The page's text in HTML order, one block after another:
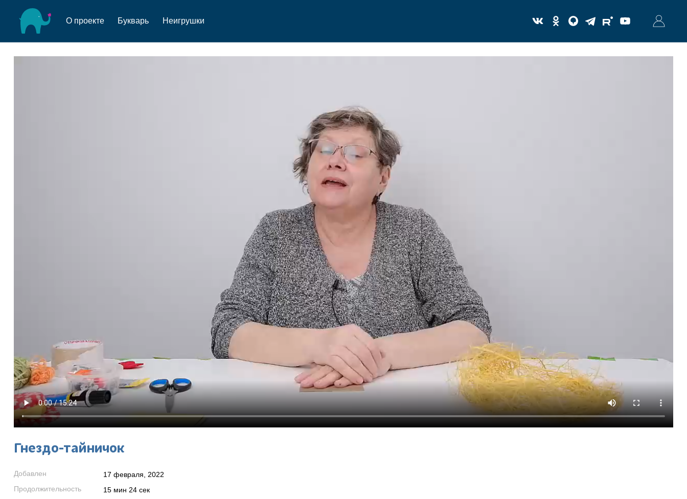
О проекте Букварь Неигрушки
Гнездо-тайничок
Добавлен
17 февраля, 2022
Продолжительность
15 мин 24 сек